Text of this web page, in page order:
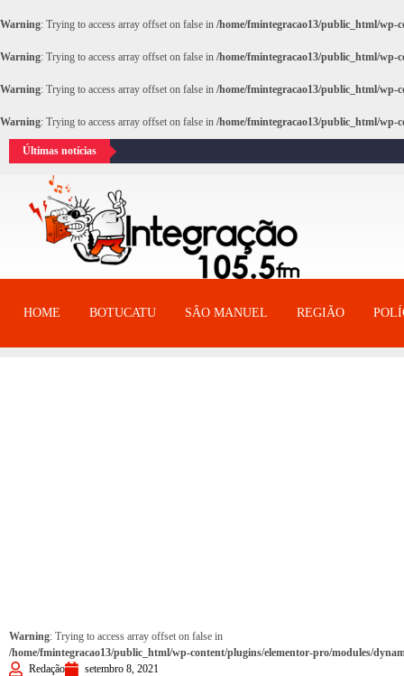
Warning: Trying to access array offset on false in /home/fmintegracao13/public_html/wp-
Warning: Trying to access array offset on false in /home/fmintegracao13/public_html/wp-
Warning: Trying to access array offset on false in /home/fmintegracao13/public_html/wp-
Warning: Trying to access array offset on false in /home/fmintegracao13/public_html/wp-
Últimas notícias
HOME BOTUCATU SÂO MANUEL REGIÃO
Warning: Trying to access array offset on false in
/home/fmintegracao13/public_html/wp-content/plugins/elementor-pro/modules/
Redação
setembro 8, 2021